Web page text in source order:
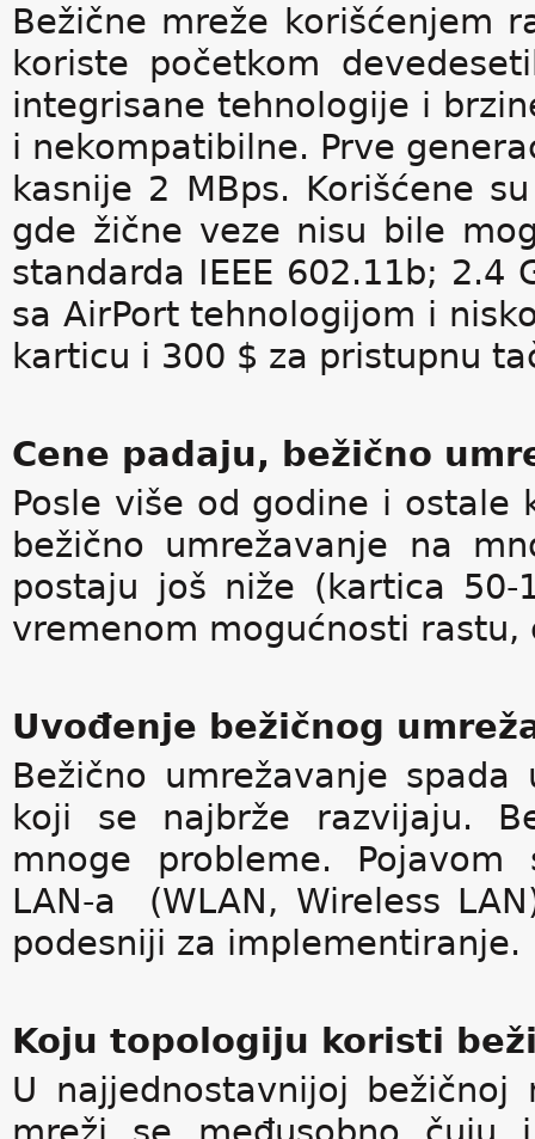
Bežične mreže korišćenjem
koriste početkom
integrisane tehnologije i
i nekompatibilne. Prve
kasnije 2 MBps. Korišćene
gde žične veze nisu bile
standarda IEEE 602.11b; 2.4
sa AirPort tehnologijom i
karticu i 300 $ za pristupnu
Cene padaju, bežično
Posle više od godine i ostale
bežično umrežavanje na
postaju još niže (kartica
vremenom mogućnosti rastu,
Uvođenje bežičnog
Bežično umrežavanje
koji se najbrže razvijaju.
mnoge probleme. Pojavom
LAN-a (WLAN, Wireless
podesniji za implementiranje.
Koju topologiju koristi
U najjednostavnijoj